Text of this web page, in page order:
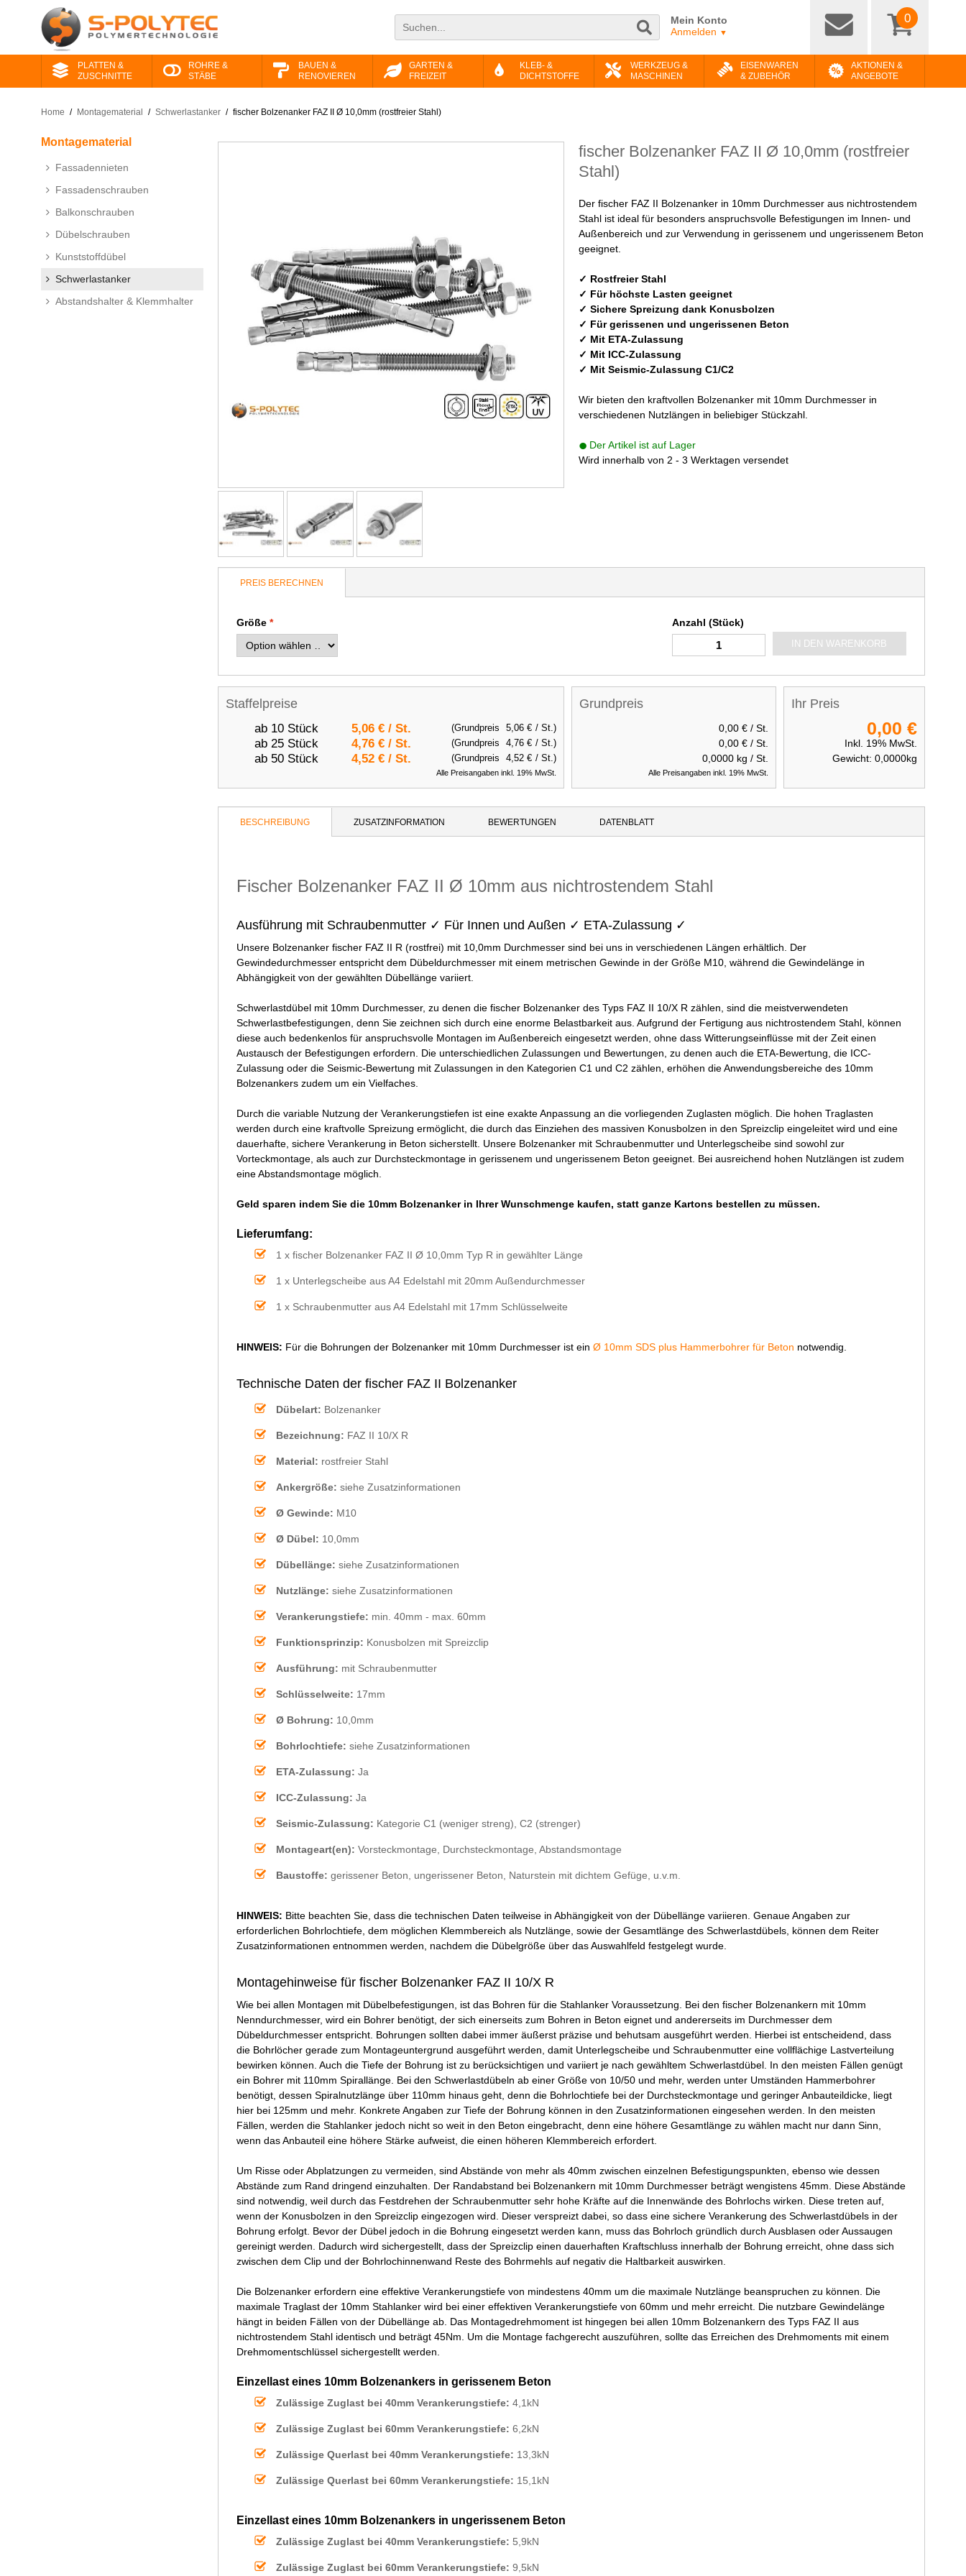
Mein Konto
Anmelden ▼
0
PLATTEN &
ZUSCHNITTE
ROHRE &
STÄBE
BAUEN &
RENOVIEREN
GARTEN &
FREIZEIT
KLEB- &
DICHTSTOFFE
WERKZEUG &
MASCHINEN
EISENWAREN
& ZUBEHÖR
AKTIONEN &
ANGEBOTE
Home / Montage​material / Schwerlastanker / fischer Bolzenanker FAZ II Ø 10,0mm (rostfreier Stahl)
Montage​material
Fassadennieten
Fassadenschrauben
Balkonschrauben
Dübelschrauben
Kunststoffdübel
Schwerlastanker
Abstandshalter & Klemmhalter
fischer Bolzenanker FAZ II Ø 10,0mm (rostfreier
Stahl)
Der fischer FAZ II Bolzenanker in 10mm Durchmesser aus nichtrostendem
Stahl ist ideal für besonders anspruchsvolle Befestigungen im Innen- und
Außenbereich und zur Verwendung in gerissenem und ungerissenem Beton
geeignet.
✓ Rostfreier Stahl
✓ Für höchste Lasten geeignet
✓ Sichere Spreizung dank Konusbolzen
✓ Für gerissenen und ungerissenen Beton
✓ Mit ETA-Zulassung
✓ Mit ICC-Zulassung
✓ Mit Seismic-Zulassung C1/C2
Wir bieten den kraftvollen Bolzenanker mit 10mm Durchmesser in
verschiedenen Nutzlängen in beliebiger Stückzahl.
Der Artikel ist auf Lager
Wird innerhalb von 2 - 3 Werktagen versendet
PREIS BERECHNEN
Größe Anzahl (Stück)
IN DEN WARENKORB
Staffelpreise
ab 10 Stück 5,06 € / St. (Grundpreis 5,06 € / St.)
ab 25 Stück 4,76 € / St. (Grundpreis 4,76 € / St.)
ab 50 Stück 4,52 € / St. (Grundpreis 4,52 € / St.)
Alle Preisangaben inkl. 19% MwSt.
Grundpreis
0,00 €/ St.
0,00 €/ St.
0,0000 kg / St.
Alle Preisangaben inkl. 19% MwSt.
Ihr Preis
0,00 €
Inkl. 19% MwSt.
Gewicht: 0,0000kg
BESCHREIBUNG ZUSATZINFORMATION BEWERTUNGEN DATENBLATT
Fischer Bolzenanker FAZ II Ø 10mm aus nichtrostendem Stahl
Ausführung mit Schraubenmutter ✓ Für Innen und Außen ✓ ETA-Zulassung ✓
Unsere Bolzenanker fischer FAZ II R (rostfrei) mit 10,0mm Durchmesser sind bei uns in verschiedenen Längen erhältlich. Der
Gewindedurchmesser entspricht dem Dübeldurchmesser mit einem metrischen Gewinde in der Größe M10, während die Gewindelänge in
Abhängigkeit von der gewählten Dübellänge variiert.
Schwerlastdübel mit 10mm Durchmesser, zu denen die fischer Bolzenanker des Typs FAZ II 10/X R zählen, sind die meistverwendeten
Schwerlastbefestigungen, denn Sie zeichnen sich durch eine enorme Belastbarkeit aus. Aufgrund der Fertigung aus nichtrostendem Stahl, können
diese auch bedenkenlos für anspruchsvolle Montagen im Außenbereich eingesetzt werden, ohne dass Witterungseinflüsse mit der Zeit einen
Austausch der Befestigungen erfordern. Die unterschiedlichen Zulassungen und Bewertungen, zu denen auch die ETA-Bewertung, die ICC-
Zulassung oder die Seismic-Bewertung mit Zulassungen in den Kategorien C1 und C2 zählen, erhöhen die Anwendungsbereiche des 10mm
Bolzenankers zudem um ein Vielfaches.
Durch die variable Nutzung der Verankerungstiefen ist eine exakte Anpassung an die vorliegenden Zuglasten möglich. Die hohen Traglasten
werden durch eine kraftvolle Spreizung ermöglicht, die durch das Einziehen des massiven Konusbolzen in den Spreizclip eingeleitet wird und eine
dauerhafte, sichere Verankerung in Beton sicherstellt. Unsere Bolzenanker mit Schraubenmutter und Unterlegscheibe sind sowohl zur
Vorteckmontage, als auch zur Durchsteckmontage in gerissenem und ungerissenem Beton geeignet. Bei ausreichend hohen Nutzlängen ist zudem
eine Abstandsmontage möglich.
Geld sparen indem Sie die 10mm Bolzenanker in Ihrer Wunschmenge kaufen, statt ganze Kartons bestellen zu müssen.
Lieferumfang:
1 x fischer Bolzenanker FAZ II Ø 10,0mm Typ R in gewählter Länge
1 x Unterlegscheibe aus A4 Edelstahl mit 20mm Außendurchmesser
1 x Schraubenmutter aus A4 Edelstahl mit 17mm Schlüsselweite
HINWEIS: Für die Bohrungen der Bolzenanker mit 10mm Durchmesser ist ein Ø 10mm SDS plus Hammerbohrer für Beton notwendig.
Technische Daten der fischer FAZ II Bolzenanker
Dübelart: Bolzenanker
Bezeichnung: FAZ II 10/X R
Material: rostfreier Stahl
Ankergröße: siehe Zusatzinformationen
Ø Gewinde: M10
Ø Dübel: 10,0mm
Dübellänge: siehe Zusatzinformationen
Nutzlänge: siehe Zusatzinformationen
Verankerungstiefe: min. 40mm - max. 60mm
Funktionsprinzip: Konusbolzen mit Spreizclip
Ausführung: mit Schraubenmutter
Schlüsselweite: 17mm
Ø Bohrung: 10,0mm
Bohrlochtiefe: siehe Zusatzinformationen
ETA-Zulassung: Ja
ICC-Zulassung: Ja
Seismic-Zulassung: Kategorie C1 (weniger streng), C2 (strenger)
Montageart(en): Vorsteckmontage, Durchsteckmontage, Abstandsmontage
Baustoffe: gerissener Beton, ungerissener Beton, Naturstein mit dichtem Gefüge, u.v.m.
HINWEIS: Bitte beachten Sie, dass die technischen Daten teilweise in Abhängigkeit von der Dübellänge variieren. Genaue Angaben zur
erforderlichen Bohrlochtiefe, dem möglichen Klemmbereich als Nutzlänge, sowie der Gesamtlänge des Schwerlastdübels, können dem Reiter
Zusatzinformationen entnommen werden, nachdem die Dübelgröße über das Auswahlfeld festgelegt wurde.
Montagehinweise für fischer Bolzenanker FAZ II 10/X R
Wie bei allen Montagen mit Dübelbefestigungen, ist das Bohren für die Stahlanker Voraussetzung. Bei den fischer Bolzenankern mit 10mm
Nenndurchmesser, wird ein Bohrer benötigt, der sich einerseits zum Bohren in Beton eignet und andererseits im Durchmesser dem
Dübeldurchmesser entspricht. Bohrungen sollten dabei immer äußerst präzise und behutsam ausgeführt werden. Hierbei ist entscheidend, dass
die Bohrlöcher gerade zum Montageuntergrund ausgeführt werden, damit Unterlegscheibe und Schraubenmutter eine vollflächige Lastverteilung
bewirken können. Auch die Tiefe der Bohrung ist zu berücksichtigen und variiert je nach gewähltem Schwerlastdübel. In den meisten Fällen genügt
ein Bohrer mit 110mm Spirallänge. Bei den Schwerlastdübeln ab einer Größe von 10/50 und mehr, werden unter Umständen Hammerbohrer
benötigt, dessen Spiralnutzlänge über 110mm hinaus geht, denn die Bohrlochtiefe bei der Durchsteckmontage und geringer Anbauteildicke, liegt
hier bei 125mm und mehr. Konkrete Angaben zur Tiefe der Bohrung können in den Zusatzinformationen eingesehen werden. In den meisten
Fällen, werden die Stahlanker jedoch nicht so weit in den Beton eingebracht, denn eine höhere Gesamtlänge zu wählen macht nur dann Sinn,
wenn das Anbauteil eine höhere Stärke aufweist, die einen höheren Klemmbereich erfordert.
Um Risse oder Abplatzungen zu vermeiden, sind Abstände von mehr als 40mm zwischen einzelnen Befestigungspunkten, ebenso wie dessen
Abstände zum Rand dringend einzuhalten. Der Randabstand bei Bolzenankern mit 10mm Durchmesser beträgt wengistens 45mm. Diese Abstände
sind notwendig, weil durch das Festdrehen der Schraubenmutter sehr hohe Kräfte auf die Innenwände des Bohrlochs wirken. Diese treten auf,
wenn der Konusbolzen in den Spreizclip eingezogen wird. Dieser verspreizt dabei, so dass eine sichere Verankerung des Schwerlastdübels in der
Bohrung erfolgt. Bevor der Dübel jedoch in die Bohrung eingesetzt werden kann, muss das Bohrloch gründlich durch Ausblasen oder Aussaugen
gereinigt werden. Dadurch wird sichergestellt, dass der Spreizclip einen dauerhaften Kraftschluss innerhalb der Bohrung erreicht, ohne dass sich
zwischen dem Clip und der Bohrlochinnenwand Reste des Bohrmehls auf negativ die Haltbarkeit auswirken.
Die Bolzenanker erfordern eine effektive Verankerungstiefe von mindestens 40mm um die maximale Nutzlänge beanspruchen zu können. Die
maximale Traglast der 10mm Stahlanker wird bei einer effektiven Verankerungstiefe von 60mm und mehr erreicht. Die nutzbare Gewindelänge
hängt in beiden Fällen von der Dübellänge ab. Das Montagedrehmoment ist hingegen bei allen 10mm Bolzenankern des Typs FAZ II aus
nichtrostendem Stahl identisch und beträgt 45Nm. Um die Montage fachgerecht auszuführen, sollte das Erreichen des Drehmoments mit einem
Drehmomentschlüssel sichergestellt werden.
Einzellast eines 10mm Bolzenankers in gerissenem Beton
Zulässige Zuglast bei 40mm Verankerungstiefe: 4,1kN
Zulässige Zuglast bei 60mm Verankerungstiefe: 6,2kN
Zulässige Querlast bei 40mm Verankerungstiefe: 13,3kN
Zulässige Querlast bei 60mm Verankerungstiefe: 15,1kN
Einzellast eines 10mm Bolzenankers in ungerissenem Beton
Zulässige Zuglast bei 40mm Verankerungstiefe: 5,9kN
Zulässige Zuglast bei 60mm Verankerungstiefe: 9,5kN